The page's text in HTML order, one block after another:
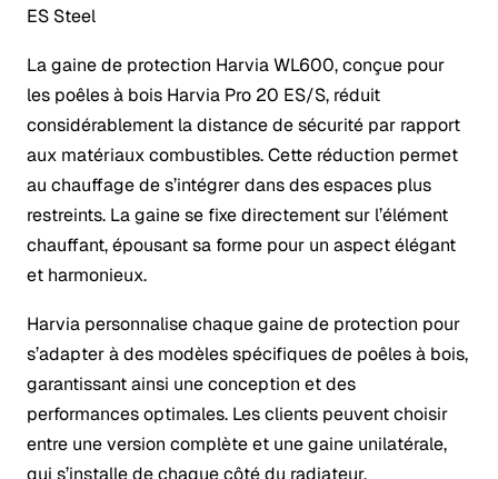
ES Steel
La gaine de protection Harvia WL600, conçue pour
les poêles à bois Harvia Pro 20 ES/S, réduit
considérablement la distance de sécurité par rapport
aux matériaux combustibles. Cette réduction permet
au chauffage de s’intégrer dans des espaces plus
restreints. La gaine se fixe directement sur l’élément
chauffant, épousant sa forme pour un aspect élégant
et harmonieux.
Harvia personnalise chaque gaine de protection pour
s’adapter à des modèles spécifiques de poêles à bois,
garantissant ainsi une conception et des
performances optimales. Les clients peuvent choisir
entre une version complète et une gaine unilatérale,